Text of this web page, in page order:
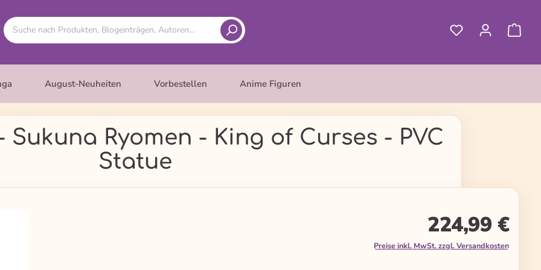
August-Neuheiten Vorbestellen Anime Figuren
Ryomen - King of Curses - PVC
Statue
224,99 €
Preise inkl. MwSt. zzgl. Versandkosten